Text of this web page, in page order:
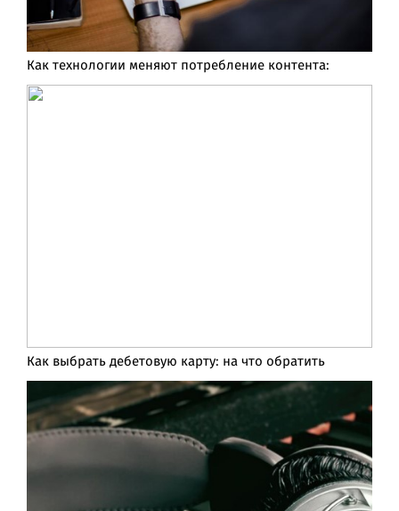
Как технологии меняют потребление контента:
Как выбрать дебетовую карту: на что обратить